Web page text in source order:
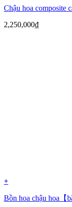
Chậu hoa composite
2,250,000₫
+
Bồn hoa chậu hoa【